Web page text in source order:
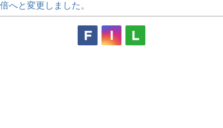
倍へと変更しました。